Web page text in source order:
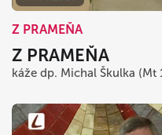
Z PRAMEŇA
Z PRAMEŇA
káže dp. Michal Škulka (Mt